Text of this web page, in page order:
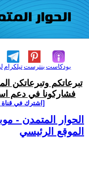
تيلكرامبنترست بودكاست
تبرعاتكم وتبرعاتكن
فشاركونا في دعم
[اشترك في قناة
الحوار المتمدن -
الموقع الرئيسي